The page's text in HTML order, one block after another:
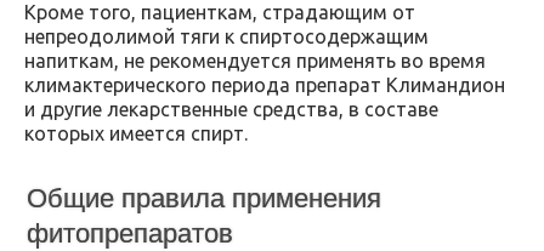
Кроме того, пациенткам, страдающим от
непреодолимой тяги к спиртосодержащим
напиткам, не рекомендуется применять во время
климактерического периода препарат Климандион
и другие лекарственные средства, в составе
которых имеется спирт.
Общие правила применения
фитопрепаратов